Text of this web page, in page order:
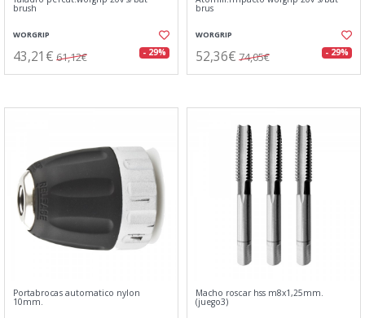
brush
WORGRIP
43,21€ 61,12€ - 29%
brus
WORGRIP
52,36€ 74,05€ - 29%
Portabrocas automatico nylon
10mm.
Macho roscar hss m8x1,25mm.
(juego3)